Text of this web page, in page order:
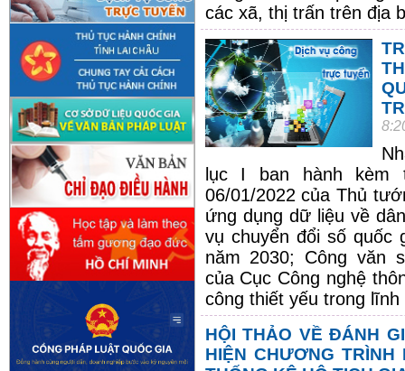
các xã, thị trấn trên địa
lục I ban hành kèm
06/01/2022 của Thủ
ứng dụng dữ liệu về
vụ chuyển đổi số quốc
năm 2030; Công văn
của Cục Công nghệ
công thiết yếu trong
HỘI THẢO VỀ ĐÁNH
HIỆN CHƯƠNG